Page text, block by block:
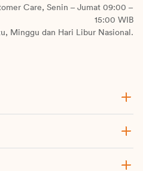
Care, Senin – Jumat 09:00 –
15:00 WIB
Minggu dan Hari Libur Nasional.